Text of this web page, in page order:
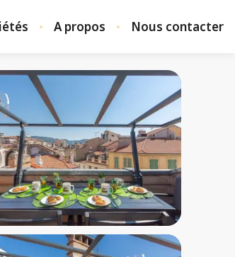
A propos Nous contacter